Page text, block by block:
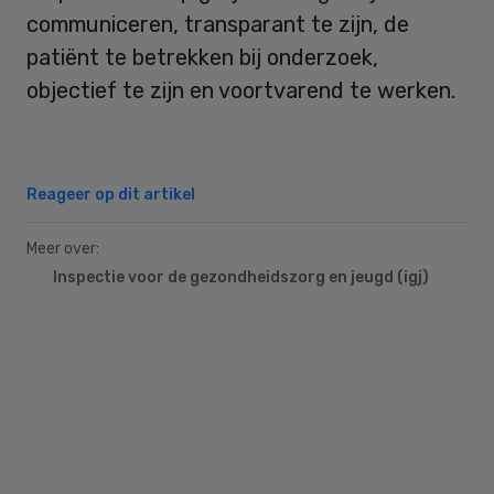
communiceren, transparant te zijn, de
patiënt te betrekken bij onderzoek,
objectief te zijn en voortvarend te werken.
Reageer op dit artikel
Meer over:
Inspectie voor de gezondheidszorg en jeugd (igj)